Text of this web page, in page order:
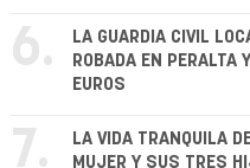
6.
LA GUARDIA CIVIL
ROBADA EN
EUROS
7.
LA VIDA TRANQUILA
MUJER Y SUS TRES